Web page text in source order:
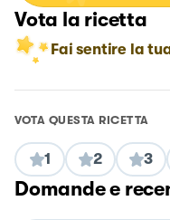
Vota la ricetta
Fai sentire la
VOTA QUESTA RICETTA
1 2 3
Domande e